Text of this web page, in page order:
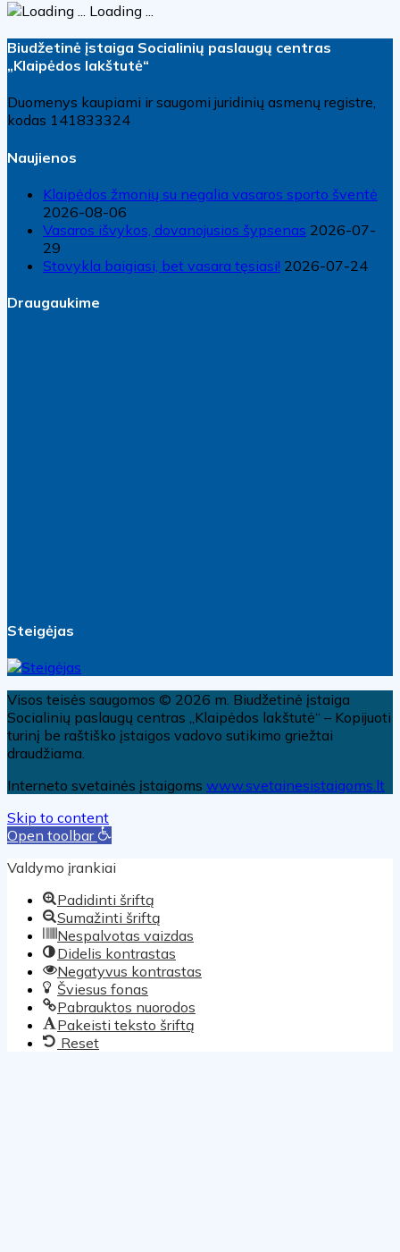
Loading ...
Biudžetinė įstaiga Socialinių paslaugų centras
„Klaipėdos lakštutė“
Duomenys kaupiami ir saugomi juridinių asmenų registre,
kodas 141833324
Naujienos
Klaipėdos žmonių su negalia vasaros sporto šventė
2026-08-06
Vasaros išvykos, dovanojusios šypsenas 2026-07-
29
Stovykla baigiasi, bet vasara tęsiasi! 2026-07-24
Draugaukime
Steigėjas
Visos teisės saugomos © 2026 m. Biudžetinė įstaiga
Socialinių paslaugų centras „Klaipėdos lakštutė“ – Kopijuoti
turinį be raštiško įstaigos vadovo sutikimo griežtai
draudžiama.
Interneto svetainės įstaigoms www.svetainesistaigoms.lt
Skip to content
Open toolbar
Valdymo įrankiai
Padidinti šriftą
Sumažinti šriftą
Nespalvotas vaizdas
Didelis kontrastas
Negatyvus kontrastas
Šviesus fonas
Pabrauktos nuorodos
Pakeisti teksto šriftą
Reset